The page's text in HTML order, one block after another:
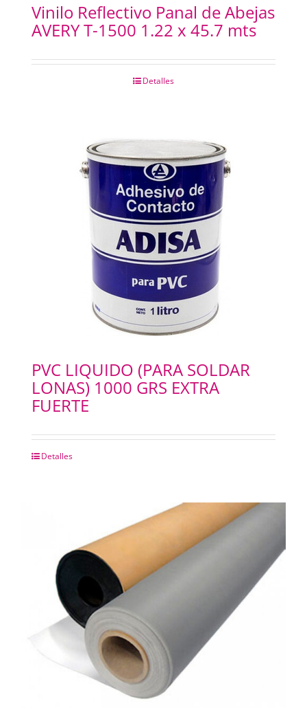
Vinilo Reflectivo Panal de Abejas
AVERY T-1500 1.22 x 45.7 mts
Detalles
PVC LIQUIDO (PARA SOLDAR
LONAS) 1000 GRS EXTRA
FUERTE
Detalles